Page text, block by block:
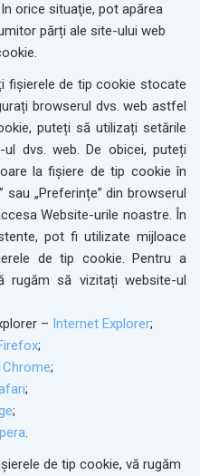
orice situaţie, pot apărea
părți ale site-ului web
fișierele de tip cookie stocate
browserul dvs. web astfel
puteți să utilizați setările
dvs. web. De obicei, puteți
la fișiere de tip cookie în
sau „Preferințe” din browserul
Website-urile noastre. În
pot fi utilizate mijloace
de tip cookie. Pentru a
rugăm să vizitați website-ul
– Internet Explorer;
;
Chrome;
;
;
.
de tip cookie, vă rugăm